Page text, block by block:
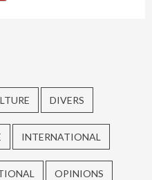
DIVERS
INTERNATIONAL
OPINIONS